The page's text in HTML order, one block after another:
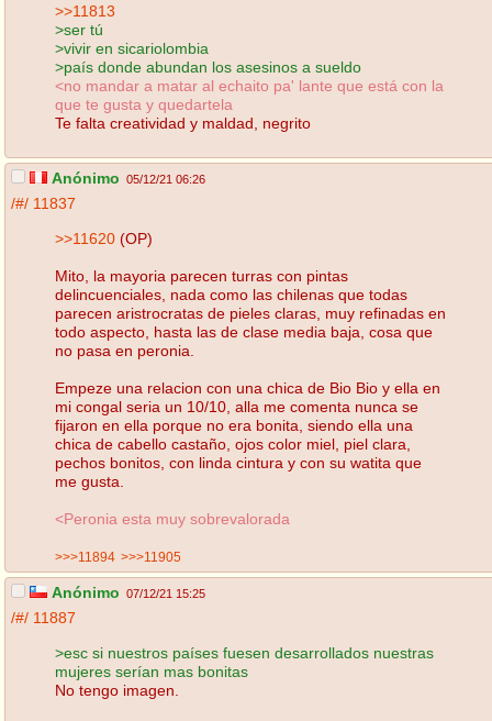
>>11813
>ser tú
>vivir en sicariolombia
>país donde abundan los asesinos a sueldo
<no mandar a matar al echaito pa' lante que está con la
que te gusta y quedartela
Te falta creatividad y maldad, negrito
Anónimo 05/12/21 06:26
/#/ 11837
>>11620 (OP)
Mito, la mayoria parecen turras con pintas
delincuenciales, nada como las chilenas que todas
parecen aristrocratas de pieles claras, muy refinadas en
todo aspecto, hasta las de clase media baja, cosa que
no pasa en peronia.
Empeze una relacion con una chica de Bio Bio y ella en
mi congal seria un 10/10, alla me comenta nunca se
fijaron en ella porque no era bonita, siendo ella una
chica de cabello castaño, ojos color miel, piel clara,
pechos bonitos, con linda cintura y con su watita que
me gusta.
<Peronia esta muy sobrevalorada
>>>11894 >>>11905
Anónimo 07/12/21 15:25
/#/ 11887
>esc si nuestros países fuesen desarrollados nuestras
mujeres serían mas bonitas
No tengo imagen.